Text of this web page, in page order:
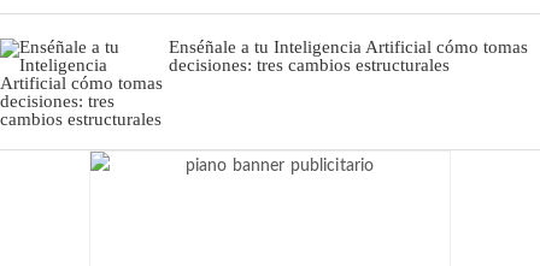
Enséñale a tu Inteligencia Artificial cómo tomas
decisiones: tres cambios estructurales